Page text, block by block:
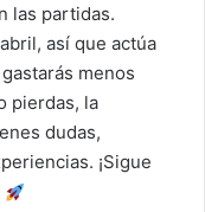
las partidas.
así que actúa
menos
pierdas, la
dudas,
¡Sigue